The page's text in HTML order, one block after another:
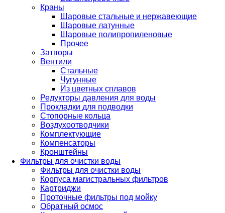
Краны
Шаровые стальные и нержавеющие
Шаровые латунные
Шаровые полипропиленовые
Прочее
Затворы
Вентили
Стальные
Чугунные
Из цветных сплавов
Редукторы давления для воды
Прокладки для подводки
Стопорные кольца
Воздухоотводчики
Комплектующие
Компенсаторы
Кронштейны
Фильтры для очистки воды
Фильтры для очистки воды
Корпуса магистральных фильтров
Картриджи
Проточные фильтры под мойку
Обратный осмос